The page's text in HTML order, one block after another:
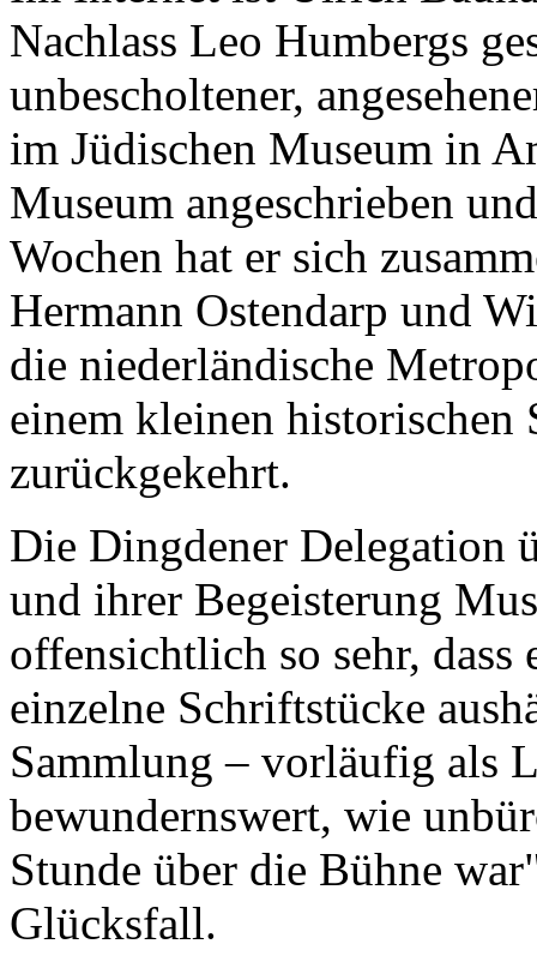
Nachlass Leo Humbergs
unbescholtener,
im Jüdischen Museum in
Museum angeschrieben
Wochen hat er sich
Hermann Ostendarp und
die niederländische
einem kleinen historischen
zurückgekehrt.
Die Dingdener Delegation
und ihrer Begeisterung
offensichtlich so sehr,
einzelne Schriftstücke
Sammlung – vorläufig als
bewundernswert, wie
Stunde über die Bühne
Glücksfall.